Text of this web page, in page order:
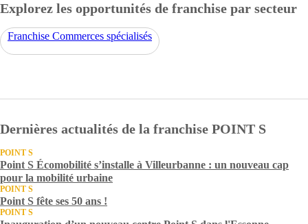
Explorez les opportunités de franchise par secteur
Franchise Commerces spécialisés
Dernières actualités de la franchise POINT S
POINT S
Point S Écomobilité s’installe à Villeurbanne : un nouveau cap
pour la mobilité urbaine
POINT S
Point S fête ses 50 ans !
POINT S